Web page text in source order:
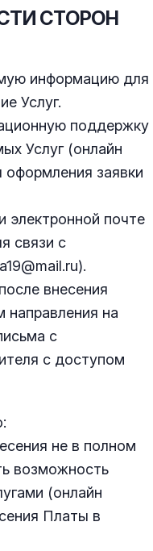
СТОРОН
информацию для
Услуг.
поддержку
Услуг (онлайн
оформления заявки
электронной почте
связи с
внесения
направления на
с
с доступом
не в полном
возможность
(онлайн
Платы в